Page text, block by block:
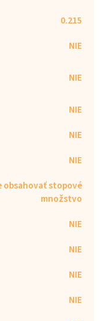
0.215
NIE
NIE
NIE
NIE
NIE
obsahovať stopové
množstvo
NIE
NIE
NIE
NIE